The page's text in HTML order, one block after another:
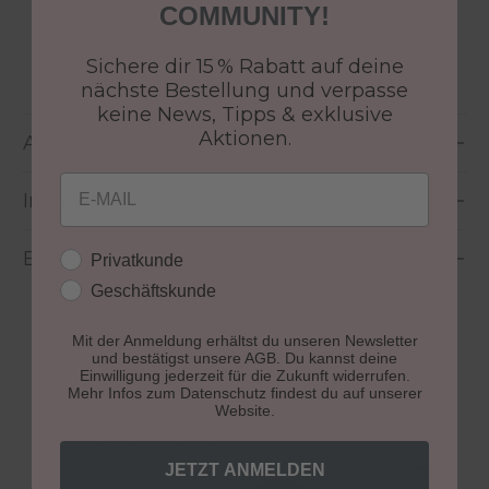
Größe: 5 ml
Anwendung
Inhaltsstoffe
Bewertungen
Colour Gel Farben
COMMUNITY!
Sichere dir 15 % Rabatt auf deine
nächste Bestellung und verpasse
keine News, Tipps & exklusive
Aktionen.
Email
Kundengruppe
Privatkunde
Geschäftskunde
Mit der Anmeldung erhältst du unseren Newsletter
und bestätigst unsere AGB. Du kannst deine
Einwilligung jederzeit für die Zukunft widerrufen.
Mehr Infos zum Datenschutz findest du auf unserer
Website.
JETZT ANMELDEN